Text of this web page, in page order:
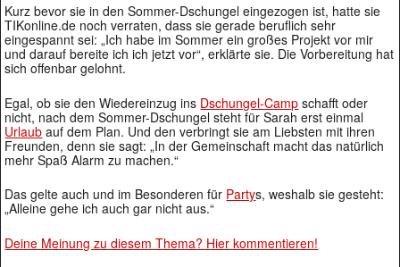
Kurz bevor sie in den Sommer-Dschungel eingezogen ist, hatte sie
TIKonline.de noch verraten, dass sie gerade beruflich sehr
eingespannt sei: „Ich habe im Sommer ein großes Projekt vor mir
und darauf bereite ich ich jetzt vor“, erklärte sie. Die Vorbereitung hat
sich offenbar gelohnt.
Egal, ob sie den Wiedereinzug ins Dschungel-Camp schafft oder
nicht, nach dem Sommer-Dschungel steht für Sarah erst einmal
Urlaub auf dem Plan. Und den verbringt sie am Liebsten mit ihren
Freunden, denn sie sagt: „In der Gemeinschaft macht das natürlich
mehr Spaß Alarm zu machen.“
Das gelte auch und im Besonderen für Partys, weshalb sie gesteht:
„Alleine gehe ich auch gar nicht aus.“
Deine Meinung zu diesem Thema? Hier kommentieren!